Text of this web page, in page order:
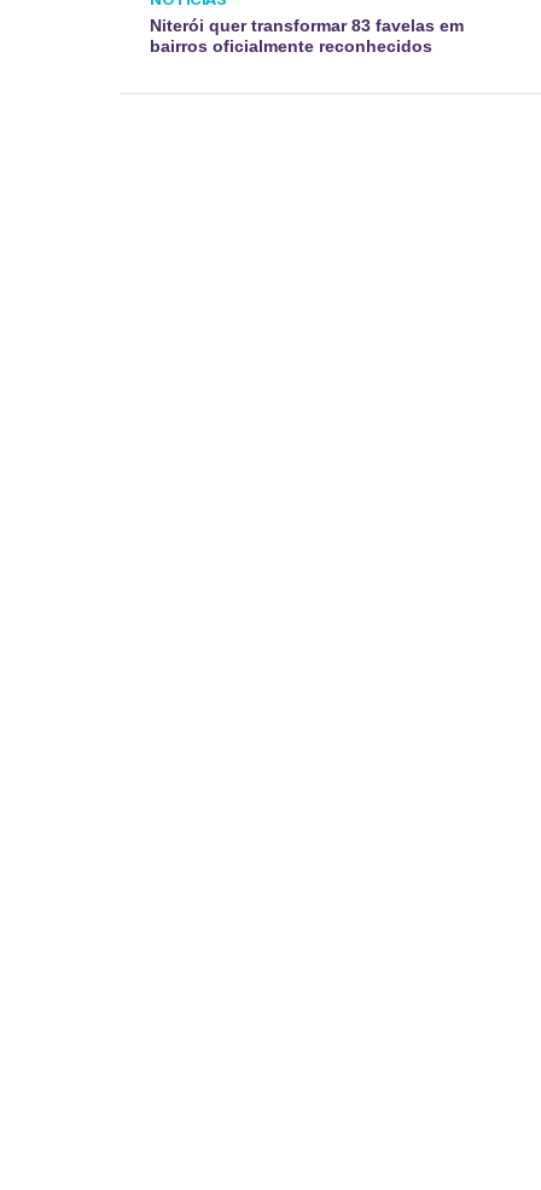
Niterói quer transformar 83 favelas em
bairros oficialmente reconhecidos